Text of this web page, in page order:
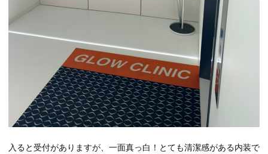
入ると受付がありますが、一面真っ白！とても清潔感がある内装で